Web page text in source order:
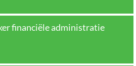
financiële administratie